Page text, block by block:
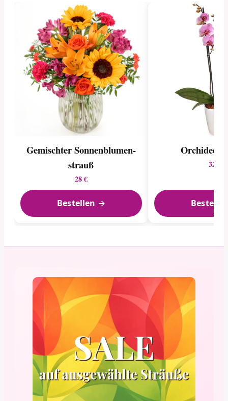
Gemischter Sonnenblumen­
strauß
28 €
Bestellen →
Orchidee
32 €